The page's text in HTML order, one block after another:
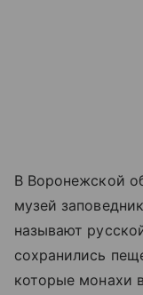
В Воронежской
музей
называют
сохранились
которые монахи